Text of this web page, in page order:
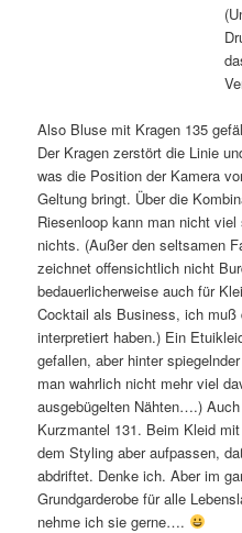
Also Bluse mit Kragen 135
Der Kragen zerstört die Linie
was die Position der Kamera
Geltung bringt. Über die
Riesenloop kann man nicht
nichts. (Außer den seltsamen
zeichnet offensichtlich nicht
bedauerlicherweise auch für
Cocktail als Business, ich
interpretiert haben.) Ein
gefallen, aber hinter
man wahrlich nicht mehr viel
ausgebügelten Nähten….)
Kurzmantel 131. Beim Kleid
dem Styling aber aufpassen,
abdriftet. Denke ich. Aber im
Grundgarderobe für alle
nehme ich sie gerne….